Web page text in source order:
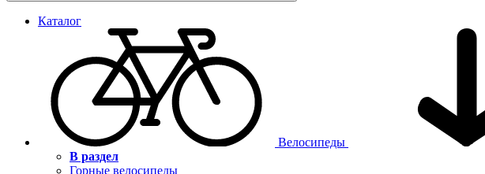
Каталог
Велосипеды
В раздел
Горные велосипеды